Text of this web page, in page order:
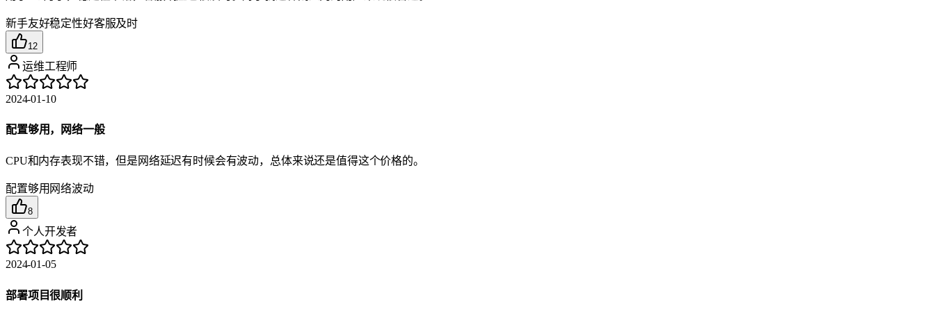
新手友好稳定性好客服及时
12
运维工程师
2024-01-10
配置够用，网络一般
CPU和内存表现不错，但是网络延迟有时候会有波动，总体来说还是值得这个价格的。
配置够用 网络波动
8
个人开发者
2024-01-05
部署项目很顺利